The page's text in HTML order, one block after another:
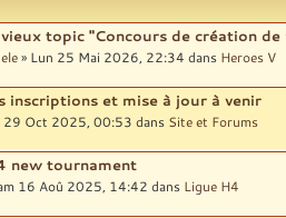
topic "Concours de création
» Lun 25 Mai 2026, 22:34 dans Heroes V
inscriptions et mise à jour à venir
29 Oct 2025, 00:53 dans Site et Forums
new tournament
16 Aoû 2025, 14:42 dans Ligue H4